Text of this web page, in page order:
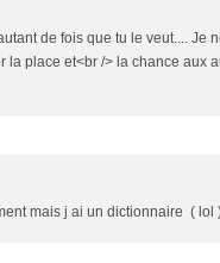
de fois que tu le veut....
place et<br /> la chance aux
mais j ai un dictionnaire (